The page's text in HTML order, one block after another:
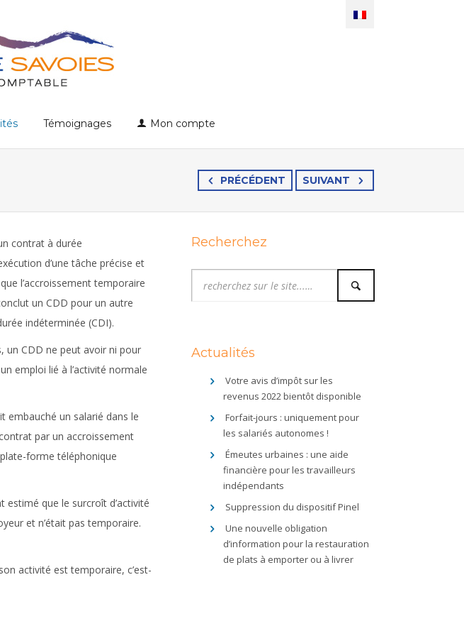
Témoignages Mon compte
PRÉCÉDENT SUIVANT
contrat à durée
d’une tâche précise et
l’accroissement temporaire
un CDD pour un autre
indéterminée (CDI).
un CDD ne peut avoir ni pour
emploi lié à l’activité normale
embauché un salarié dans le
par un accroissement
forme téléphonique
que le surcroît d’activité
et n’était pas temporaire.
activité est temporaire, c’est-
Recherchez
Actualités
Votre avis d’impôt sur les
revenus 2022 bientôt disponible
Forfait-jours : uniquement pour
les salariés autonomes !
Émeutes urbaines : une aide
financière pour les travailleurs
indépendants
Suppression du dispositif Pinel
Une nouvelle obligation
d’information pour la restauration
de plats à emporter ou à livrer